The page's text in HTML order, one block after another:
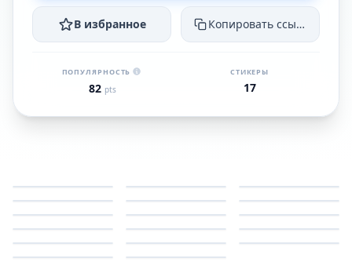
В избранное Копировать ссылку
ПОПУЛЯРНОСТЬ
82 pts
СТИКЕРЫ
17